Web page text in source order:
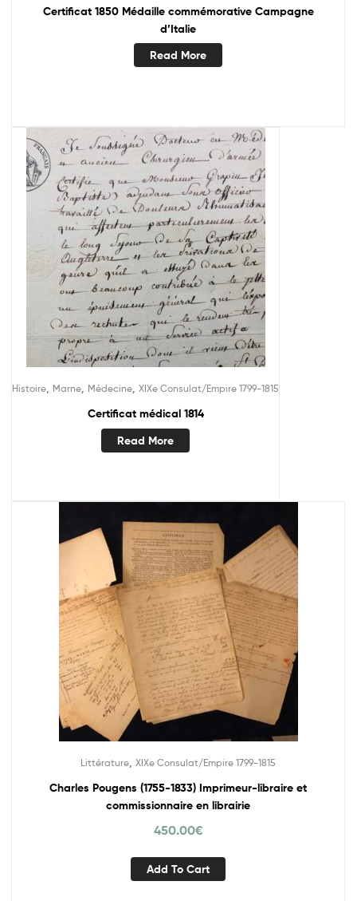
Certificat 1850 Médaille commémorative Campagne
d’Italie
Read More
Histoire, Marne, Médecine, XIXe Consulat/Empire 1799-1815
Certificat médical 1814
Read More
Littérature XIXe Consulat/Empire 1799-1815
Charles Pougens (1755-1833) Imprimeur-libraire et
commissionnaire en librairie
450.00€
Add To Cart